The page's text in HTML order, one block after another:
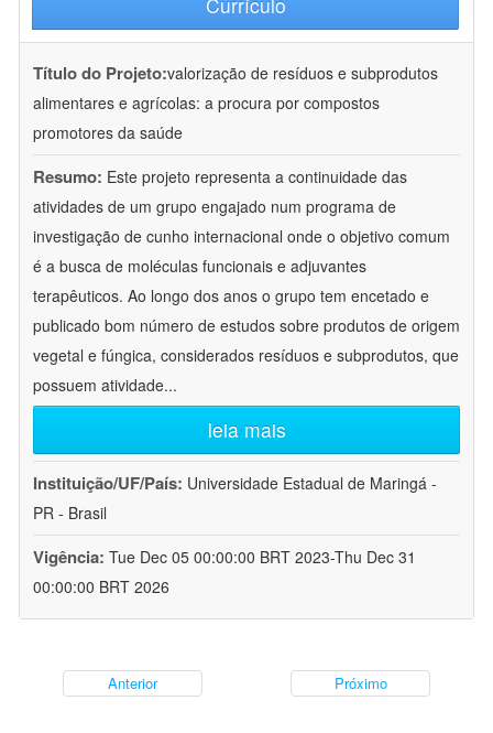
Título do Projeto:valorização de resíduos e subprodutos
alimentares e agrícolas: a procura por compostos
promotores da saúde
Resumo: Este projeto representa a continuidade das
atividades de um grupo engajado num programa de
investigação de cunho internacional onde o objetivo comum
é a busca de moléculas funcionais e adjuvantes
terapêuticos. Ao longo dos anos o grupo tem encetado e
publicado bom número de estudos sobre produtos de origem
vegetal e fúngica, considerados resíduos e subprodutos, que
possuem atividade...
leia mais
Instituição/UF/País: Universidade Estadual de Maringá -
PR - Brasil
Vigência: Tue Dec 05 00:00:00 BRT 2023-Thu Dec 31
00:00:00 BRT 2026
Anterior Próximo